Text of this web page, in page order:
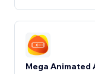
Mega Animated